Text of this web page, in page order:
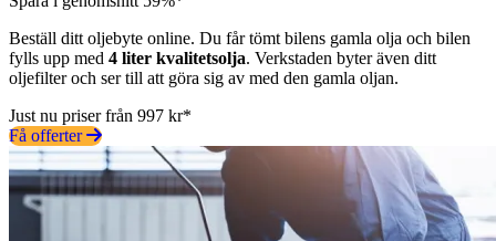
Beställ ditt oljebyte online. Du får tömt bilens gamla olja och bilen
fylls upp med 4 liter kvalitetsolja. Verkstaden byter även ditt
oljefilter och ser till att göra sig av med den gamla oljan.
Just nu priser från 997 kr*
Få offerter